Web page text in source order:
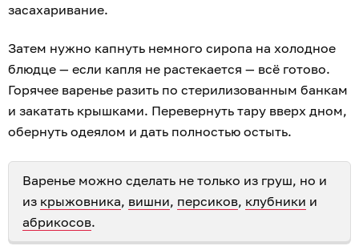
засахаривание.
Затем нужно капнуть немного сиропа на холодное
блюдце — если капля не растекается — всё готово.
Горячее варенье разить по стерилизованным банкам
и закатать крышками. Перевернуть тару вверх дном,
обернуть одеялом и дать полностью остыть.
Варенье можно сделать не только из груш, но и
из крыжовника, вишни, персиков, клубники и
абрикосов.